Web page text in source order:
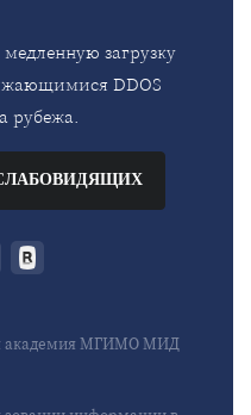
загрузку
DDOS
рубежа.
академия МГИМО МИД